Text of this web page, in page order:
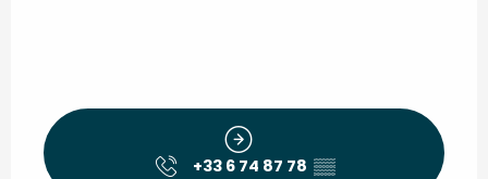
+33 6 74 87 78 ▒▒